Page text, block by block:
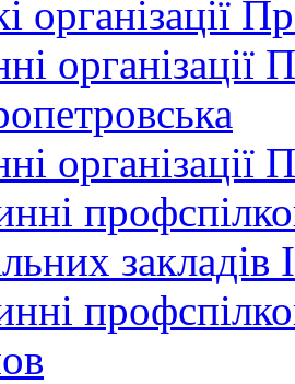
організації
організації
організації
закладів